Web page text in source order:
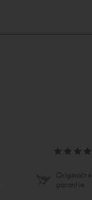
Originalité
garantie